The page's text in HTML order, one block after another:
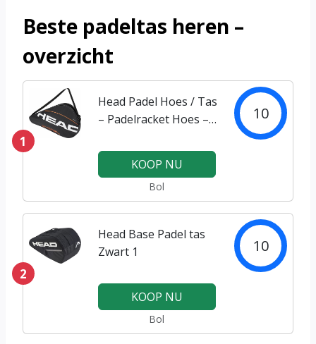
Beste padeltas heren –
overzicht
1
Head Padel Hoes / Tas
– Padelracket Hoes –
10
KOOP NU
Bol
2
Head Base Padel tas
Zwart 1
10
KOOP NU
Bol